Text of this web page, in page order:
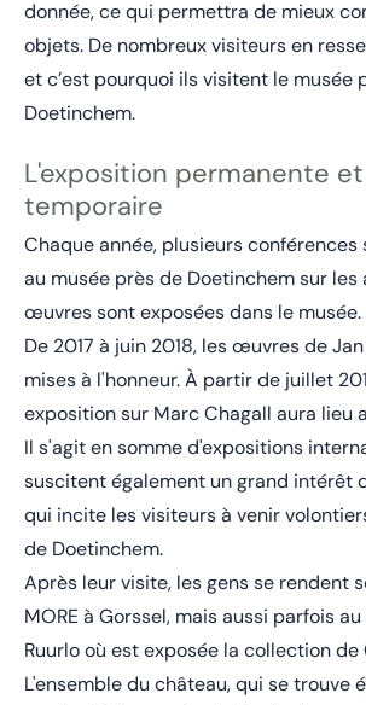
donnée, ce qui permettra de mieux
objets. De nombreux visiteurs en
et c’est pourquoi ils visitent le musée
Doetinchem.
L'exposition permanente
temporaire
Chaque année, plusieurs conférences
au musée près de Doetinchem sur
œuvres sont exposées dans le musée.
De 2017 à juin 2018, les œuvres de
mises à l'honneur. À partir de juillet
exposition sur Marc Chagall aura lieu
Il s'agit en somme d'expositions
suscitent également un grand intérêt
qui incite les visiteurs à venir
de Doetinchem.
Après leur visite, les gens se rendent
MORE à Gorssel, mais aussi parfois
Ruurlo où est exposée la collection de
L'ensemble du château, qui se trouve